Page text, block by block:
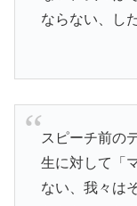
ならない、し
スピーチ前の
生に対して「
ない、我々は